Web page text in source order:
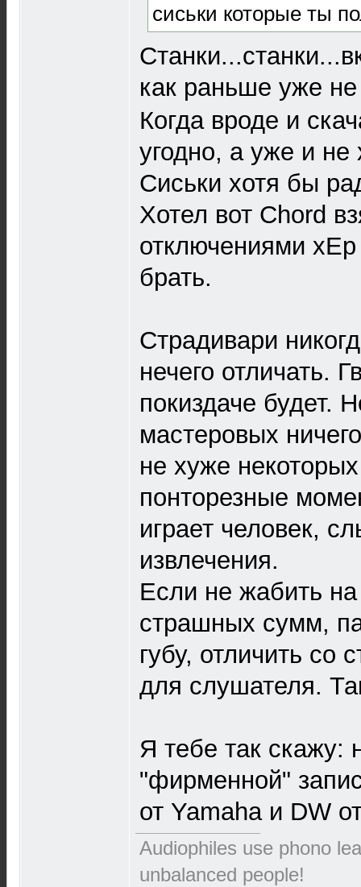
сиськи которые ты
как раньше уже
Когда вроде и
угодно, а уже и не
Сиськи хотя бы
Хотел вот Chord
отключениями хЕр
брать.
Страдивари
нечего отличать.
покиздаче будет.
мастеровых
не хуже
понторезные
играет человек,
извлечения.
Если не жабить
страшных сумм,
губу, отличить со
для слушателя.
Я тебе так скажу:
"фирменной"
от Yamaha и DW
Audiophiles use phono
unbalanced people!